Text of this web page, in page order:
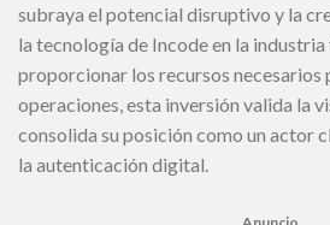
subraya el potencial disruptivo y la
la tecnología de Incode en la
proporcionar los recursos necesarios
operaciones, esta inversión valida la
consolida su posición como un actor
la autenticación digital.